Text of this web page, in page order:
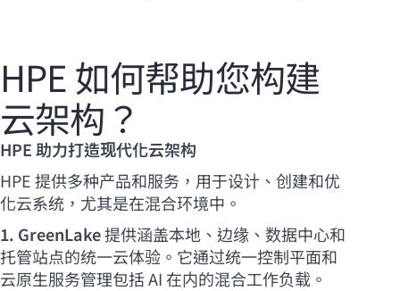
HPE 如何帮助您构建
云架构？
HPE 助力打造现代化云架构
HPE 提供多种产品和服务，用于设计、创建和优
化云系统，尤其是在混合环境中。
1. GreenLake提供涵盖本地、边缘、数据中心和
托管站点的统一云体验。它通过统一控制平面和
云原生服务管理包括 AI 在内的混合工作负载。